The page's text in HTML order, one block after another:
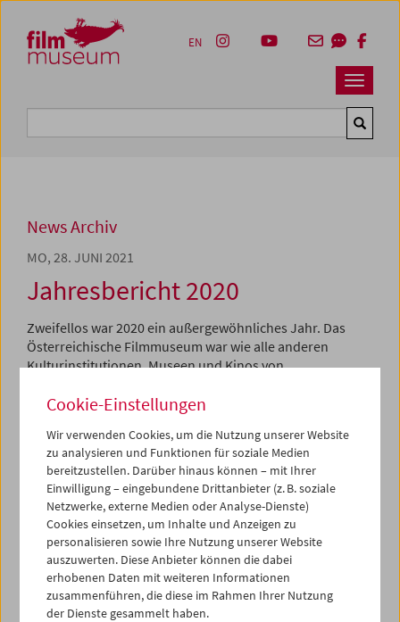
Zum Inhalt
Zum Hauptmenü
Zur Servicenavigation
Zum Suche
Navbar
EN
News Archiv
MO, 28. JUNI 2021
Jahresbericht 2020
Zweifellos war 2020 ein außergewöhnliches Jahr. Das
Österreichische Filmmuseum war wie alle anderen
Kulturinstitutionen, Museen und Kinos von
des internationalen Reise- und Güterverkehrs
Wie es dennoch möglich war, den Betrieb trotz der
Schließung unseres so zentralen Kinos weitgehend
aufrechtzuerhalten und unsere Kernaufgaben –
Sammeln, Bewahren, Vermitteln – engagiert
weiterzuführen, macht unser Jahresbericht anschaulich.
Gedankt sei an dieser Stelle allen Partner*innen und
Gästen unseres Hauses sowie den Kolleg*innen aus dem
Kulturbereich und in den Büros der Fördergeber*innen
und Unterstützungsorganisationen. Danke schön! Bis
Cookie-Einstellungen
Wir verwenden Cookies, um die Nutzung unserer Website
zu analysieren und Funktionen für soziale Medien
bereitzustellen. Darüber hinaus können – mit Ihrer
Einwilligung – eingebundene Drittanbieter (z. B. soziale
Netzwerke, externe Medien oder Analyse-Dienste)
Cookies einsetzen, um Inhalte und Anzeigen zu
personalisieren sowie Ihre Nutzung unserer Website
auszuwerten. Diese Anbieter können die dabei
erhobenen Daten mit weiteren Informationen
zusammenführen, die diese im Rahmen Ihrer Nutzung
der Dienste gesammelt haben.